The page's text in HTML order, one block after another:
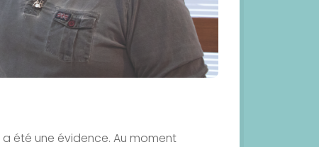
été une évidence. Au moment